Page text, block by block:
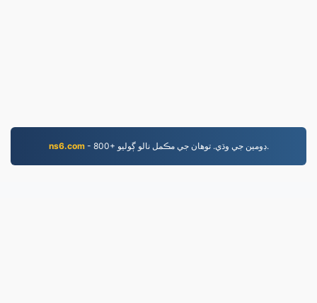
ns6.com - 800+ ڊومين جي وڌي. توهان جي مڪمل نالو ڳوليو.